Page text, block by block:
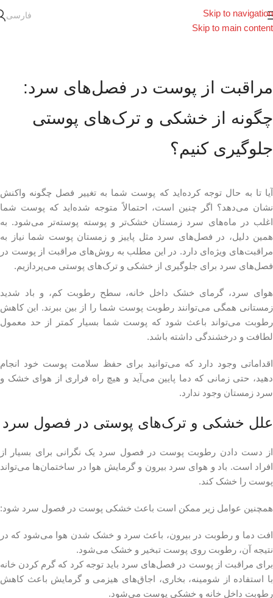
Skip to navigation
Skip to main content
فارسی
مراقبت از پوست در فصل‌های سرد:
چگونه از خشکی و ترک‌های پوستی
جلوگیری کنیم؟
آیا تا به حال توجه کرده‌اید که پوست شما به تغییر فصل چگونه واکنش
نشان می‌دهد؟ اگر چنین است، احتمالاً متوجه شده‌اید که پوست شما
اغلب در ماه‌های سرد زمستان خشک‌تر و پوسته پوسته‌تر می‌شود. به
همین دلیل، در فصل‌های سرد مثل پاییز و زمستان پوست شما نیاز به
مراقبت‌های ویژه‌ای دارد. در این مطلب به روش‌های مراقبت از پوست در
فصل‌های سرد برای جلوگیری از خشکی و ترک‌های پوستی می‌پردازیم.
هوای سرد، گرمای خشک داخل خانه، سطح رطوبت کم، و باد شدید
زمستانی همگی می‌توانند رطوبت پوست شما را از بین ببرند. این کاهش
رطوبت می‌‌تواند باعث شود که پوست شما بسیار کمتر از حد معمول
لطافت و درخشندگی داشته باشد.
اقداماتی وجود دارد که می‌توانید برای حفظ سلامت پوست خود انجام
دهید، حتی زمانی که دما پایین می‌آید و هیچ راه فراری از هوای خشک و
سرد زمستان وجود ندارد.
علل خشکی و ترک‌های پوستی در فصول سرد
از دست دادن رطوبت پوست در فصول سرد یک نگرانی برای بسیار از
افراد است. باد و هوای سرد بیرون و گرمایش هوا در ساختمان‌ها می‌تواند
پوست را خشک کند.
همچنین عوامل زیر ممکن است باعث خشکی پوست در فصول سرد شود:
افت دما و رطوبت در بیرون، باعث سرد و خشک شدن هوا می‌شود که در
نتیجه آن، رطوبت روی پوست تبخیر و خشک می‌شود.
برای مراقبت از پوست در فصل‌های سرد باید توجه کرد که گرم کردن خانه
با استفاده از شومینه، بخاری، اجاق‌های هیزمی و گرمایش باعث کاهش
رطوبت داخل خانه و خشکی پوست می‌شود.